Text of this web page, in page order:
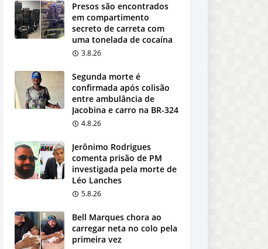
Presos são encontrados
em compartimento
secreto de carreta com
uma tonelada de cocaína
3.8.26
Segunda morte é
confirmada após colisão
entre ambulância de
Jacobina e carro na BR-324
4.8.26
Jerônimo Rodrigues
comenta prisão de PM
investigada pela morte de
Léo Lanches
5.8.26
Bell Marques chora ao
carregar neta no colo pela
primeira vez